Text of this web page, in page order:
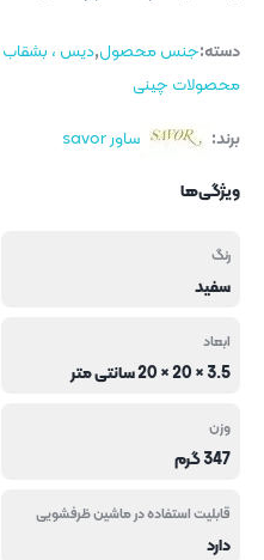
دسته:جنس محصول,دیس ، بشقاب
محصولات چینی
برند:
ساور savor
ویژگی‌ها
رنگ
سفید
ابعاد
3.5 × 20 × 20 سانتی متر
وزن
347 گرم
قابلیت استفاده در ماشین ظرفشویی
دارد